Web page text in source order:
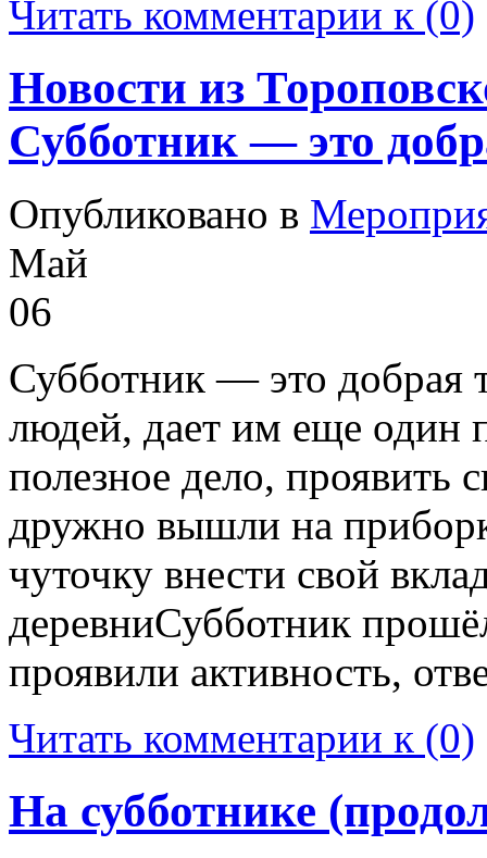
Читать комментарии к (0)
Новости из
Субботник — это
Опубликовано в
Май
06
Субботник — это добрая
людей, дает им еще один
полезное дело, проявить
дружно вышли на
чуточку внести свой
деревниСубботник
проявили активность,
Читать комментарии к (0)
На субботнике